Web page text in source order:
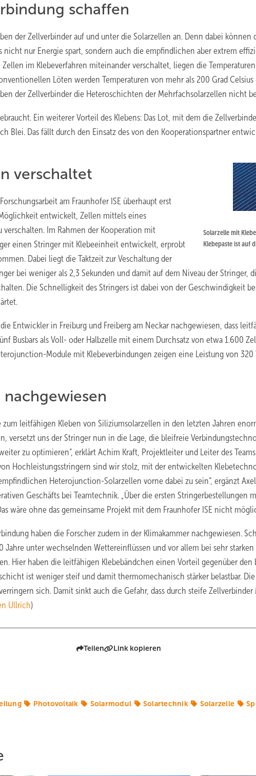
schaffen
der Zellverbinder auf und unter die Solarzellen an. Denn dabei können
nicht nur Energie spart, sondern auch die empfindlichen aber extrem
im Klebeverfahren miteinander verschaltet, liegen die
Löten werden Temperaturen von mehr als 200 Grad
der Zellverbinder die Heteroschichten der Mehrfachsolarzellen nicht
Ein weiterer Vorteil des Klebens: Das Lot, mit dem die
Blei. Das fällt durch den Einsatz des von den Kooperationspartner
Solarzelle mit
Klebepaste ist auf
verschaltet
am Fraunhofer ISE überhaupt erst
entwickelt, Zellen mittels eines
verschalten. Im Rahmen der Kooperation mit
einen Stringer mit Klebeeinheit entwickelt, erprobt
Dabei liegt die Taktzeit zur Veschaltung der
bei weniger als 2,3 Sekunden und damit auf dem Niveau der Stringer,
Die Schnelligkeit des Stringers ist dabei von der Geschwindigkeit
Entwickler in Freiburg und Freiberg am Neckar nachgewiesen, dass
Busbars als Voll- oder Halbzelle mit einem Durchsatz von etwa 1.600
Module mit Klebeverbindungen zeigen eine Leistung von 320
zum leitfähigen Kleben von Siliziumsolarzellen in den letzten Jahren
versetzt uns der Stringer nun in die Lage, die bleifreie
zu optimieren“, erklärt Achim Kraft, Projektleiter und Leiter des
von Hochleistungsstringern sind wir stolz, mit der entwickelten
Heterojunction-Solarzellen vorne dabei zu sein“, ergänzt
Geschäfts bei Teamtechnik. „Über die ersten Stringerbestellungen
wäre ohne das gemeinsame Projekt mit dem Fraunhofer ISE nicht
haben die Forscher zudem in der Klimakammer nachgewiesen.
Jahre unter wechselnden Wettereinflüssen und vor allem bei sehr starken
Hier haben die leitfähigen Klebebändchen einen Vorteil gegenüber den
ist weniger steif und damit thermomechanisch stärker belastbar.
sich. Damit sinkt auch die Gefahr, dass durch steife
Ullrich)
Teilen Link kopieren
Photovoltaik Solarmodul Solartechnik Solarzelle